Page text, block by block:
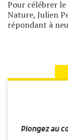
Pour célébrer
Nature, Julien
répondant à
Plongez au